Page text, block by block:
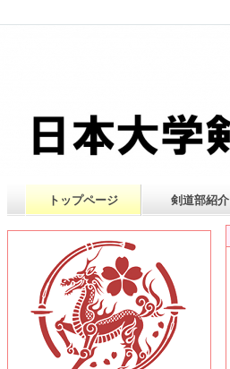
トップページ 剣道部紹介